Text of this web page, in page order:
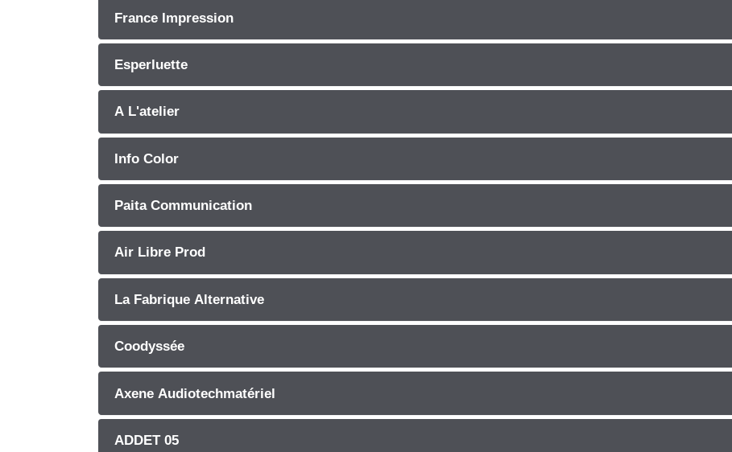
France Impression
Esperluette
A L'atelier
Info Color
Paita Communication
Air Libre Prod
La Fabrique Alternative
Coodyssée
Axene Audiotechmatériel
ADDET 05